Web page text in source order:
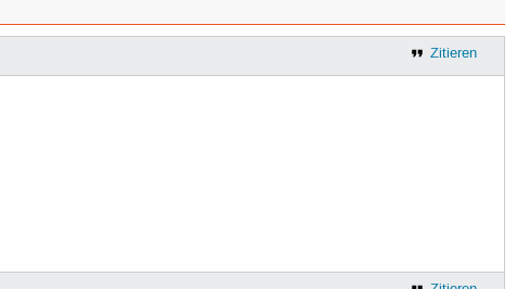
Zitieren